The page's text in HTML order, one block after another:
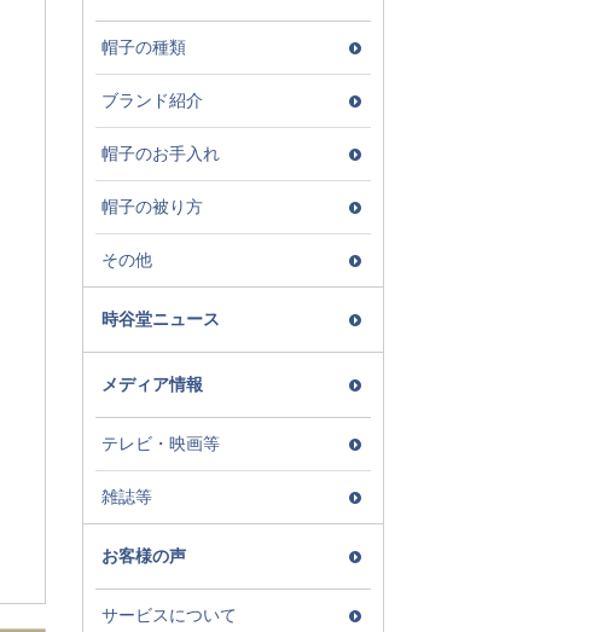
帽子の種類
ブランド紹介
帽子のお手入れ
帽子の被り方
その他
時谷堂ニュース
メディア情報
テレビ・映画等
雑誌等
お客様の声
サービスについて